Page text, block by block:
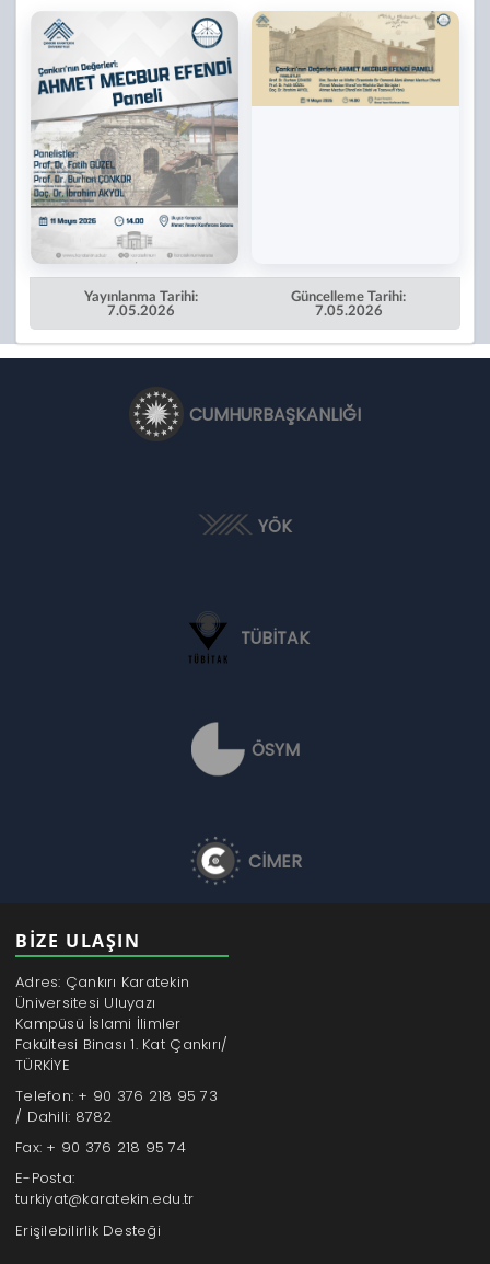
Yayınlanma Tarihi:
7.05.2026
Güncelleme Tarihi:
7.05.2026
CUMHURBAŞKANLIĞI
YÖK
TÜBİTAK
ÖSYM
CİMER
BİZE ULAŞIN
Adres: Çankırı Karatekin
Üniversitesi Uluyazı
Kampüsü İslami İlimler
Fakültesi Binası 1. Kat Çankırı/
TÜRKİYE
Telefon: + 90 376 218 95 73
/ Dahili: 8782
Fax: + 90 376 218 95 74
E-Posta:
turkiyat@karatekin.edu.tr
Erişilebilirlik Desteği